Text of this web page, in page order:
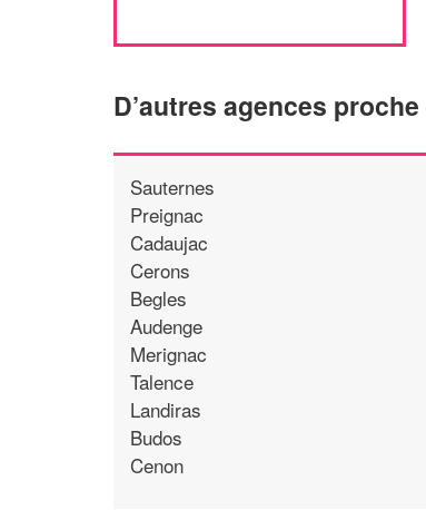
D’autres agences
Sauternes
Preignac
Cadaujac
Cerons
Begles
Audenge
Merignac
Talence
Landiras
Budos
Cenon